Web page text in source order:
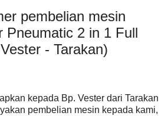
pembelian mesin
Pneumatic 2 in 1 Full
- Tarakan)
kepada Bp. Vester dari Tarakan
pembelian mesin kepada kami,